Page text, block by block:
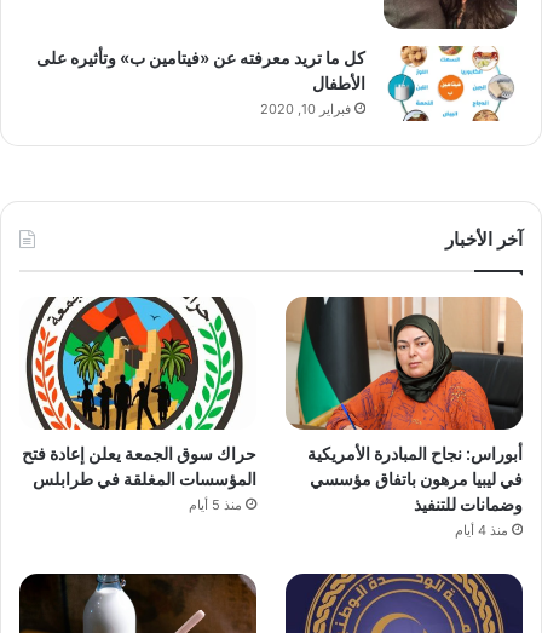
كل ما تريد معرفته عن «فيتامين ب» وتأثيره على
الأطفال
فبراير 10, 2020
آخر الأخبار
أبوراس: نجاح المبادرة الأمريكية
في ليبيا مرهون باتفاق مؤسسي
وضمانات للتنفيذ
منذ 4 أيام
حراك سوق الجمعة يعلن إعادة فتح
المؤسسات المغلقة في طرابلس
منذ 5 أيام